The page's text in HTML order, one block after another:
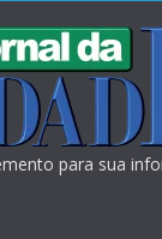
para sua